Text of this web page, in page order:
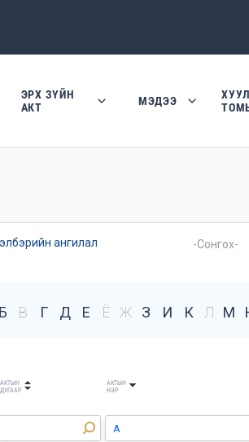
ЭРХ ЗҮЙН
АКТ
МЭДЭЭ
ангилал
Б В Г Д Е Ё Ж З И К Л М
АКТЫН
ДУГААР
АКТЫН
НЭР